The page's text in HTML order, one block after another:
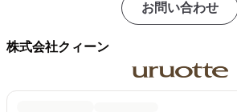
お問い合わせ
株式会社クィーン